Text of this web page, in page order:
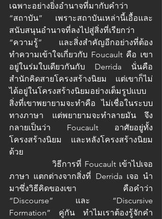
เฉพาะอย่างยิ่งอำนาจที่มากับคำว่า
“สถาบัน” เพราะสถาบันเหล่านี้เอื้อและ
สนับสนุนอำนาจที่ลงไปสู่สิ่งที่เรียกว่า
“ความรู้” และสิ่งสำคัญอีกอย่างที่ต้อง
ทำความเข้าใจเกี่ยวกับ Foucault คือ เขา
อยู่ในร่มใบเดียวกันกับ Derrida นั่นคือ
สำนักคิดสายโครงสร้างนิยม แต่เขาก็ไม่
ได้อยู่ในโครงสร้างนิยมอย่างเต็มรูปแบบ
สิ่งที่เขาพยายามจะทำคือ ไม่เชื่อในระบบ
ทางภาษา แต่พยายามจะทำลายมัน จึง
กลายเป็นว่า Foucault อาศัยอยู่ทั้ง
โครงสร้างนิยม และหลังโครงสร้างนิยม
ด้วย
ภาษา แตกต่างจากสิ่งที่ Derrida เจอ นำ
มาซึ่งวิธีคิดของเขา คือคำว่า
“Discourse” และ “Discursive
Formation” คู่กัน ทำไมเราต้องรู้จักคำ